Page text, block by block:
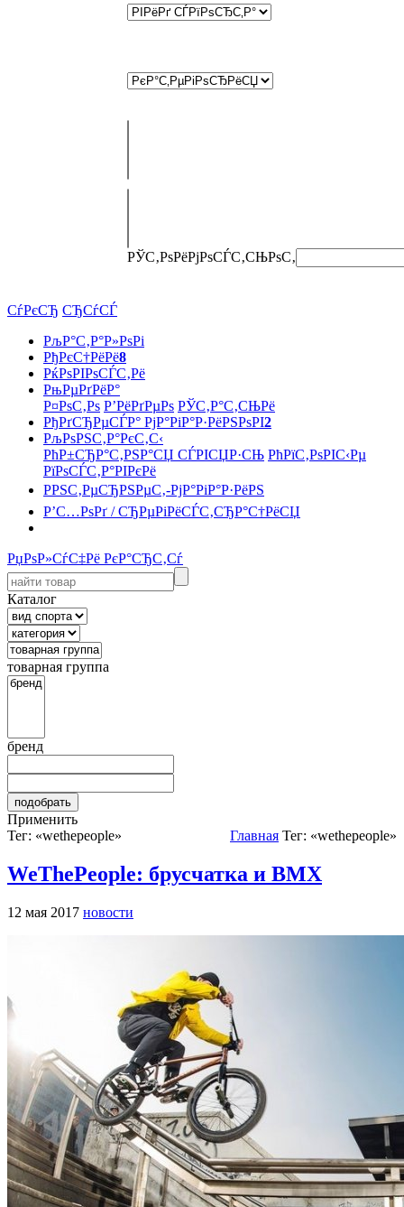
РЎС‚РѕРёРјРѕСЃС‚СЊРѕС‚
СѓРєСЂ СЂСѓСЃ
РљР°С‚Р°Р»РѕРі
РђРєС†РёРё8
РќРѕРІРѕСЃС‚Рё
РњРµРґРёР°
Р¤РѕС‚Рѕ Р’РёРґРµРѕ РЎС‚Р°С‚СЊРё
РђРґСЂРµСЃР° РјР°РіР°Р·РёРЅРѕРІ2
РљРѕРЅС‚Р°РєС‚С‹
РћР±СЂР°С‚РЅР°СЏ СЃРІСЏР·СЊ РћРїС‚РѕРІС‹Рµ
РїРѕСЃС‚Р°РІРєРё
РРЅС‚РµСЂРЅРµС‚-РјР°РіР°Р·РёРЅ
Р’С…РѕРґ / СЂРµРіРёСЃС‚СЂР°С†РёСЏ
РџРѕР»СѓС‡Рё РєР°СЂС‚Сѓ
Каталог
товарная группа
бренд
Применить
Тег: «wethepeople»
Главная Тег: «wethepeople»
WeThePeople: брусчатка и ВМХ
12 мая 2017 новости